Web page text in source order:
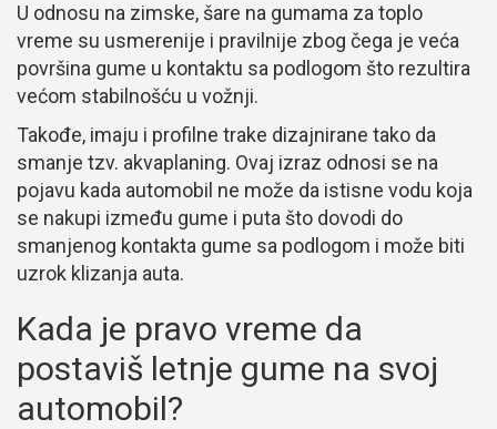
U odnosu na zimske, šare na gumama za toplo
vreme su usmerenije i pravilnije zbog čega je veća
površina gume u kontaktu sa podlogom što rezultira
većom stabilnošću u vožnji.
Takođe, imaju i profilne trake dizajnirane tako da
smanje tzv. akvaplaning. Ovaj izraz odnosi se na
pojavu kada automobil ne može da istisne vodu koja
se nakupi između gume i puta što dovodi do
smanjenog kontakta gume sa podlogom i može biti
uzrok klizanja auta.
Kada je pravo vreme da
postaviš letnje gume na svoj
automobil?